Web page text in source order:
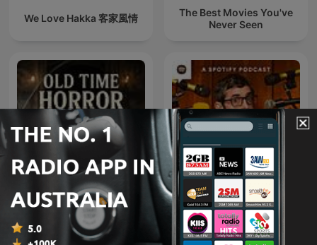
We Love Hakka 客家風情
The Best Movies You've
Never Seen
Old Time Horror Radio |
Old Time Radio
The Louis Theroux
Podcast